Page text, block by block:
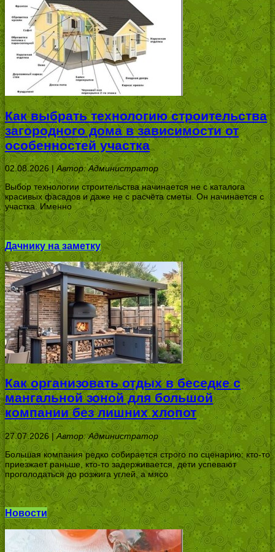
Как выбрать технологию строительства
загородного дома в зависимости от
особенностей участка
02.08.2026 |Автор: Администратор
Выбор технологии строительства начинается не с каталога
красивых фасадов и даже не с расчёта сметы. Он начинается с
участка. Именно
Дачнику на заметку
Как организовать отдых в беседке с
мангальной зоной для большой
компании без лишних хлопот
27.07.2026 |Автор: Администратор
Большая компания редко собирается строго по сценарию: кто-то
приезжает раньше, кто-то задерживается, дети успевают
проголодаться до розжига углей, а мясо
Новости